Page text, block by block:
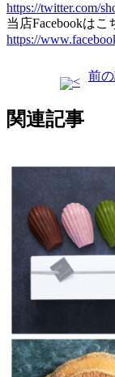
https://twitter.com/
当店Facebookはこ
https://
前
関連記事